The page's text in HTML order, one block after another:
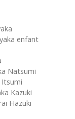
enfant
Natsumi
Itsumi
Kazuki
Hazuki